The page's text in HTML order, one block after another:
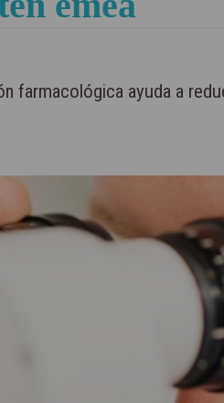
farmacológica ayuda a